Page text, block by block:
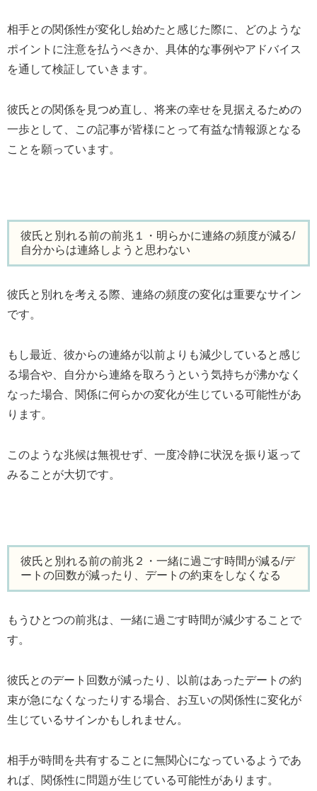
相手との関係性が変化し始めたと感じた際に、どのような
ポイントに注意を払うべきか、具体的な事例やアドバイス
を通して検証していきます。
彼氏との関係を見つめ直し、将来の幸せを見据えるための
一歩として、この記事が皆様にとって有益な情報源となる
ことを願っています。
彼氏と別れる前の前兆１・明らかに連絡の頻度が減る/
自分からは連絡しようと思わない
彼氏と別れを考える際、連絡の頻度の変化は重要なサイン
です。
もし最近、彼からの連絡が以前よりも減少していると感じ
る場合や、自分から連絡を取ろうという気持ちが沸かなく
なった場合、関係に何らかの変化が生じている可能性があ
ります。
このような兆候は無視せず、一度冷静に状況を振り返って
みることが大切です。
彼氏と別れる前の前兆２・一緒に過ごす時間が減る/デ
ートの回数が減ったり、デートの約束をしなくなる
もうひとつの前兆は、一緒に過ごす時間が減少することで
す。
彼氏とのデート回数が減ったり、以前はあったデートの約
束が急になくなったりする場合、お互いの関係性に変化が
生じているサインかもしれません。
相手が時間を共有することに無関心になっているようであ
れば、関係性に問題が生じている可能性があります。